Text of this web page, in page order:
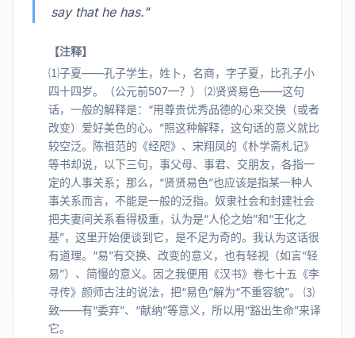
say that he has."
【注释】
⑴子夏——孔子学生，姓卜，名商，字子夏，比孔子小
四十四岁。（公元前507—？） ⑵贤贤易色——这句
话，一般的解释是：“用尊贵优秀品德的心来交换（或者
改变）爱好美色的心。”照这种解释，这句话的意义就比
较空泛。陈祖范的《经咫》、宋翔凤的《朴学斋札记》
等书却说，以下三句，事父母、事君、交朋友，各指一
定的人事关系；那么，“贤贤易色”也应该是指某一种人
事关系而言，不能是一般的泛指。奴隶社会和封建社会
把夫妻间关系看得极重，认为是“人伦之始”和“王化之
基”，这里开始便谈到它，是不足为奇的。我认为这话很
有道理。“易”有交换、改变的意义，也有轻视（如言“轻
易”）、简慢的意义。因之我便用《汉书》卷七十五《李
寻传》颜师古注的说法，把“易色”解为“不重容貌”。 ⑶
致——有“委弃”、“献纳”等意义，所以用“豁出生命”来译
它。